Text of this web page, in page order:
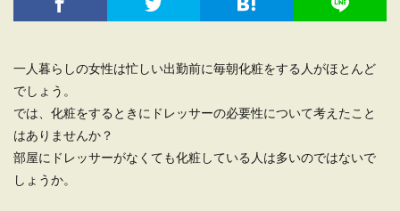
一人暮らしの女性は忙しい出勤前に毎朝化粧をする人がほとんど
でしょう。
では、化粧をするときにドレッサーの必要性について考えたこと
はありませんか？
部屋にドレッサーがなくても化粧している人は多いのではないで
しょうか。